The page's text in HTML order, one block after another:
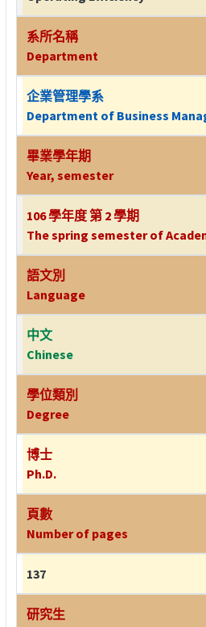
系所名稱
Department
企業管理學系
Department of Business
畢業學年期
Year, semester
106 學年度 第 2 學期
The spring semester of
語文別
Language
中文
Chinese
學位類別
Degree
博士
Ph.D.
頁數
Number of pages
137
研究生